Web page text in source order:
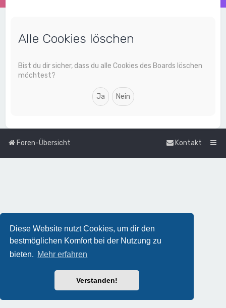
Diese Website nutzt Cookies, um dir den
bestmöglichen Komfort bei der Nutzung zu
bieten. Mehr erfahren
Verstanden!
Alle Cookies löschen
Bist du dir sicher, dass du alle Cookies des Boards löschen
möchtest?
Foren-Übersicht Kontakt